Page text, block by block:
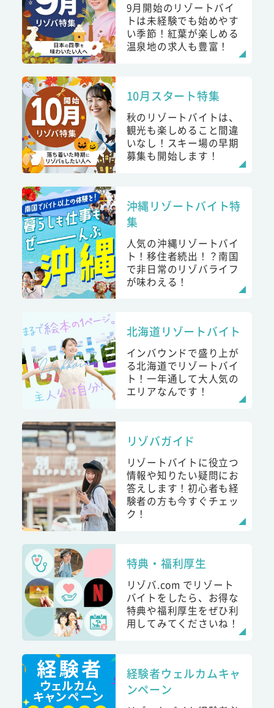
9月開始のリゾートバイ
トは未経験でも始めやす
い季節！紅葉が楽しめる
温泉地の求人も豊富！
10月スタート特集
秋のリゾートバイトは、
観光も楽しめること間違
いなし！スキー場の早期
募集も開始します！
沖縄リゾートバイト特
集
人気の沖縄リゾートバイ
ト！移住者続出！？南国
で非日常のリゾバライフ
が味わえる！
北海道リゾートバイト
インバウンドで盛り上が
る北海道でリゾートバイ
ト！一年通して大人気の
エリアなんです！
リゾバガイド
リゾートバイトに役立つ
情報や知りたい疑問にお
答えします！初心者も経
験者の方も今すぐチェッ
ク！
特典・福利厚生
リゾバ.com でリゾート
バイトをしたら、お得な
特典や福利厚生をぜひ利
用してみてくださいね！
経験者ウェルカムキャ
ンペーン